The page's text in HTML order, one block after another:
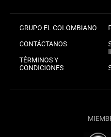
GRUPO EL COLOMBIANO
CONTÁCTANOS
TÉRMINOS Y
CONDICIONES